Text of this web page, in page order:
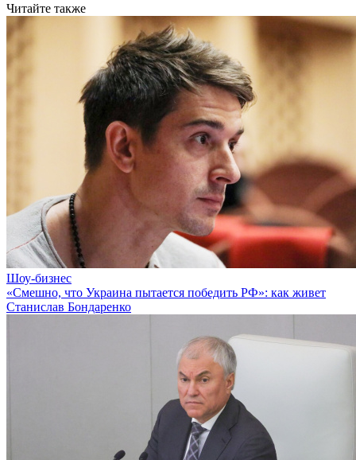
Читайте также
Шоу-бизнес
«Смешно, что Украина пытается победить РФ»: как живет
Станислав Бондаренко